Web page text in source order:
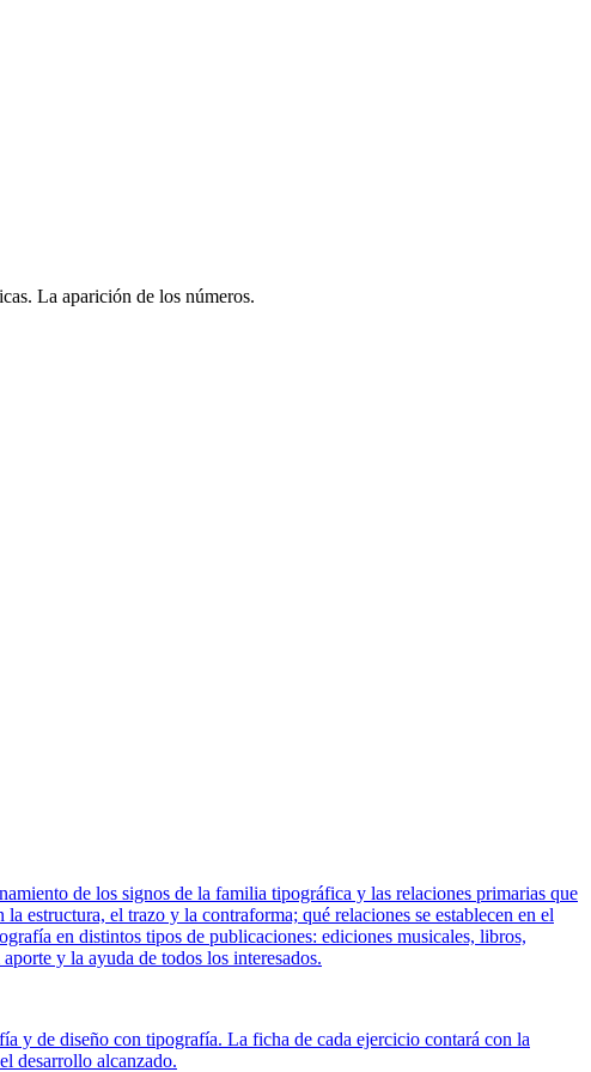
La aparición de los números.
de los signos de la familia tipográfica y las relaciones primarias que
estructura, el trazo y la contraforma; qué relaciones se establecen en el
en distintos tipos de publicaciones: ediciones musicales, libros,
y la ayuda de todos los interesados.
y de diseño con tipografía. La ficha de cada ejercicio contará con la
desarrollo alcanzado.